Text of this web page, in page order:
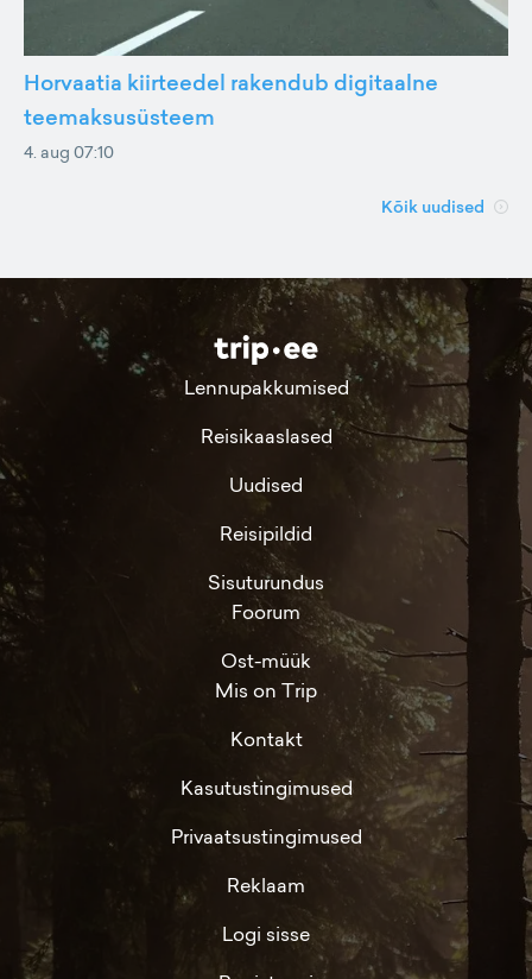
Horvaatia kiirteedel rakendub digitaalne
teemaksusüsteem
4. aug 07:10
Kõik uudised
Lennupakkumised
Reisikaaslased
Uudised
Reisipildid
Sisuturundus
Foorum
Ost-müük
Mis on Trip
Kontakt
Kasutustingimused
Privaatsustingimused
Reklaam
Logi sisse